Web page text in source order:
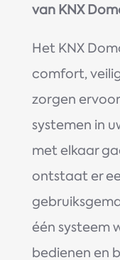
van KNX
Het KNX
comfort,
zorgen
systemen in
met elkaar
ontstaat er
één systeem
bedienen en